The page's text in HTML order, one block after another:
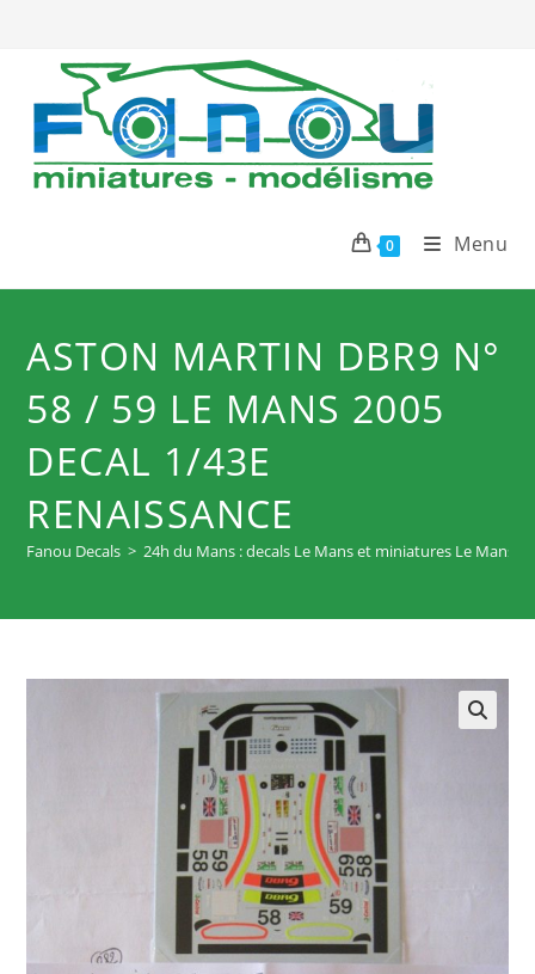
0 Menu
ASTON MARTIN DBR9 N°
58 / 59 LE MANS 2005
DECAL 1/43E
RENAISSANCE
Fanou Decals > 24h du Mans : decals Le Mans et miniatures Le Mans